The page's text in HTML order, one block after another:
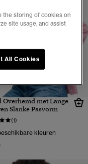
Overhemd met Lange
Slanke Pasvorm
(1)
kleuren
the storing of cookies on
site usage, and assist
All Cookies